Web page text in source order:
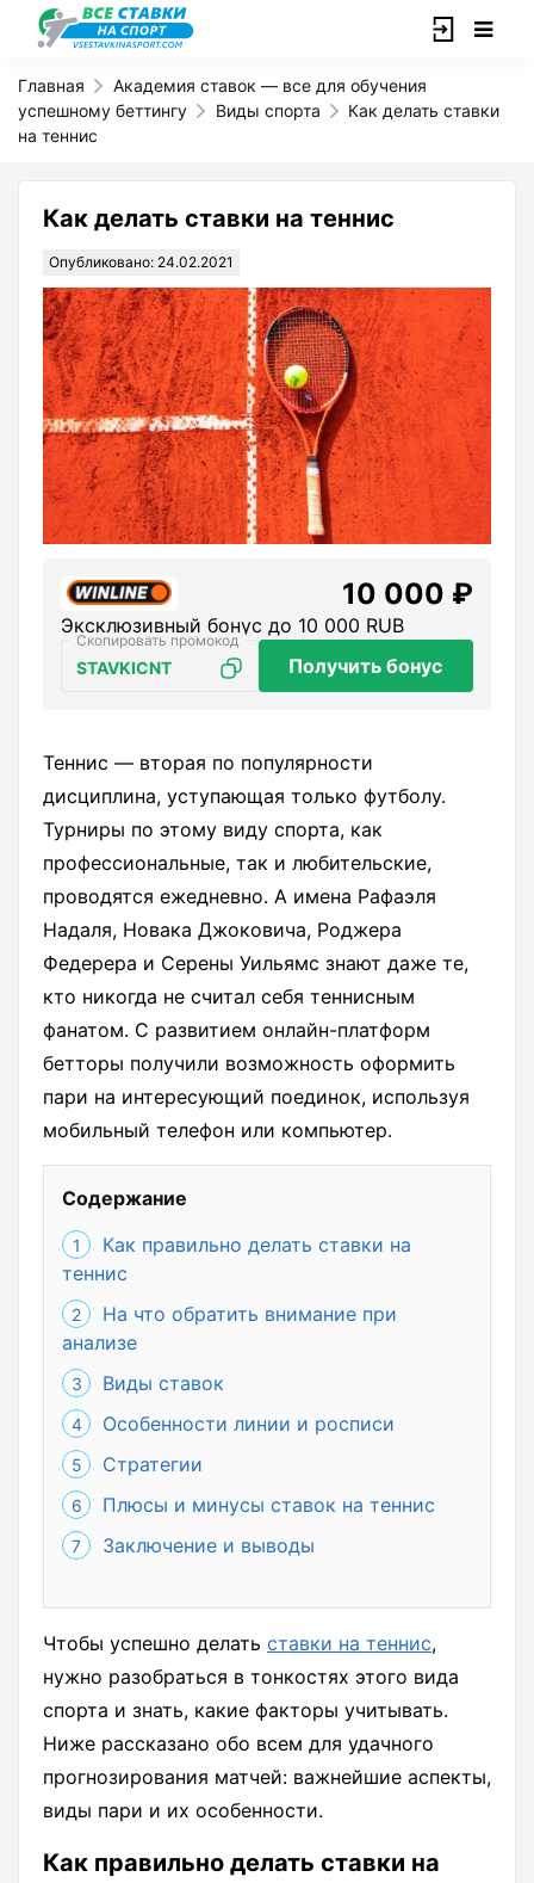
Главная
Академия ставок — все для обучения
успешному беттингу
Виды спорта
Как делать ставки
на теннис
Как делать ставки на теннис
Опубликовано: 24.02.2021
10 000 ₽
Эксклюзивный бонус до 10 000 RUB
STAVKICNT Получить бонус
Теннис — вторая по популярности
дисциплина, уступающая только футболу.
Турниры по этому виду спорта, как
профессиональные, так и любительские,
проводятся ежедневно. А имена Рафаэля
Надаля, Новака Джоковича, Роджера
Федерера и Серены Уильямс знают даже те,
кто никогда не считал себя теннисным
фанатом. С развитием онлайн-платформ
бетторы получили возможность оформить
пари на интересующий поединок, используя
мобильный телефон или компьютер.
Содержание
Как правильно делать ставки на
теннис
На что обратить внимание при
анализе
Виды ставок
Особенности линии и росписи
Стратегии
Плюсы и минусы ставок на теннис
Заключение и выводы
Чтобы успешно делать ставки на теннис,
нужно разобраться в тонкостях этого вида
спорта и знать, какие факторы учитывать.
Ниже рассказано обо всем для удачного
прогнозирования матчей: важнейшие аспекты,
виды пари и их особенности.
Как правильно делать ставки на